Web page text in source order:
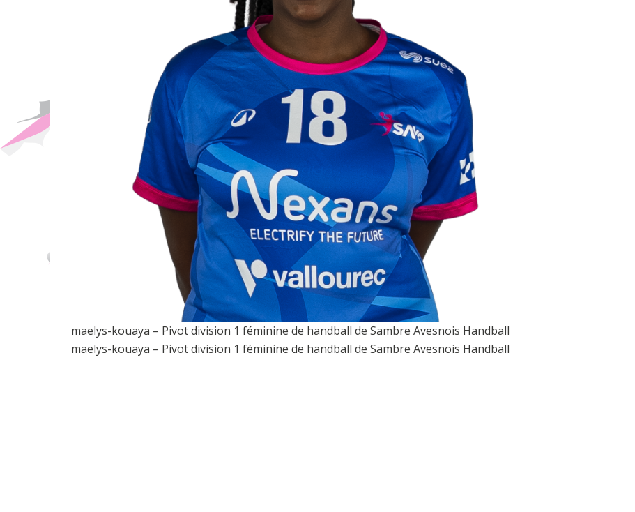
maelys-kouaya – Pivot division 1 féminine de handball de Sambre Avesnois Handball
maelys-kouaya – Pivot division 1 féminine de handball de Sambre Avesnois Handball